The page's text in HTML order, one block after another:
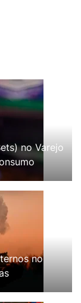
no Varejo
no